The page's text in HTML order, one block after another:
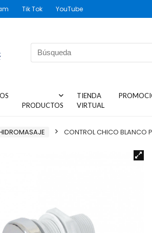
Tik Tok YouTube
PRODUCTOS
TIENDA
VIRTUAL
CONTROL CHICO BLANCO